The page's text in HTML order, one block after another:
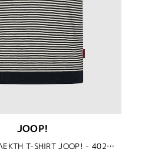
JOOP!
ΜΠΛΟΥΖΑ ΠΛΕΚΤΗ T-SHIRT JOOP! - 402 ΜΠΛΕ